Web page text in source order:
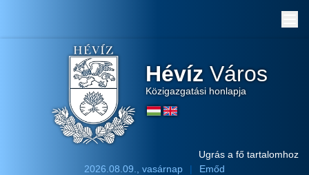
Hévíz Város
Közigazgatási honlapja
Ugrás a fő tartalomhoz
2026.08.09., vasárnap
Emőd